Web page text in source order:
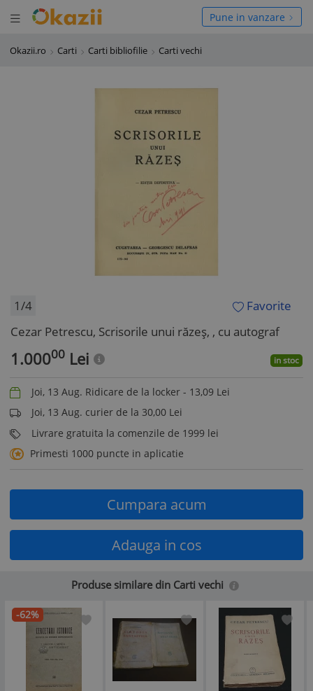
Deschide meniul
meniul Pune in vanzare
Okazii.ro Carti Carti bibliofilie Carti vechi
1/4
Favorite
Cezar Petrescu, Scrisorile unui răzeș, , cu autograf
1.00000 Lei in stoc
Joi, 13 Aug. Ridicare de la locker - 13,09 Lei
Joi, 13 Aug. curier de la 30,00 Lei
Livrare gratuita la comenzile de 1999 lei
Primesti 1000 puncte in aplicatie
Cumpara acum
Adauga in cos
Produse similare din Carti vechi
-62%